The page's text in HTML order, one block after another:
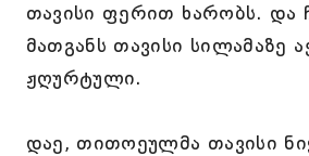
თავისი ფერით ხარობს. და
მათგანს თავისი სილამაზე
ჟღურტული.
დაე, თითოეულმა თავისი